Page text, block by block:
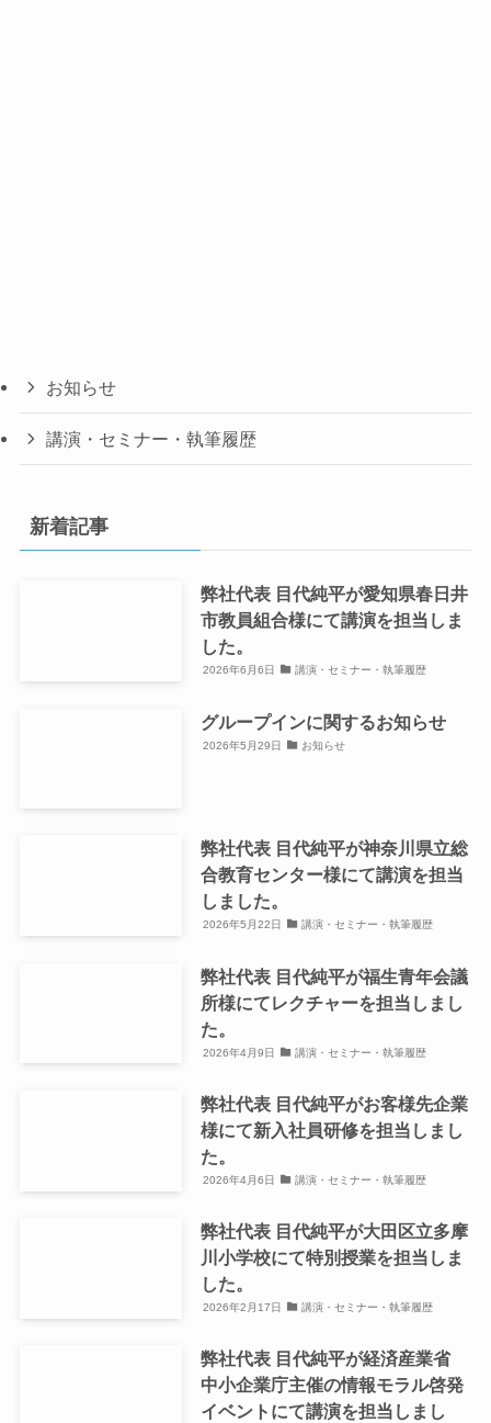
お知らせ
講演・セミナー・執筆履歴
新着記事
弊社代表 目代純平が愛知県春日井
市教員組合様にて講演を担当しま
した。
2026年6月6日 講演・セミナー・執筆履歴
グループインに関するお知らせ
2026年5月29日 お知らせ
弊社代表 目代純平が神奈川県立総
合教育センター様にて講演を担当
しました。
2026年5月22日 講演・セミナー・執筆履歴
弊社代表 目代純平が福生青年会議
所様にてレクチャーを担当しまし
た。
2026年4月9日 講演・セミナー・執筆履歴
弊社代表 目代純平がお客様先企業
様にて新入社員研修を担当しまし
た。
2026年4月6日 講演・セミナー・執筆履歴
弊社代表 目代純平が大田区立多摩
川小学校にて特別授業を担当しま
した。
2026年2月17日 講演・セミナー・執筆履歴
弊社代表 目代純平が経済産業省
中小企業庁主催の情報モラル啓発
イベントにて講演を担当しまし